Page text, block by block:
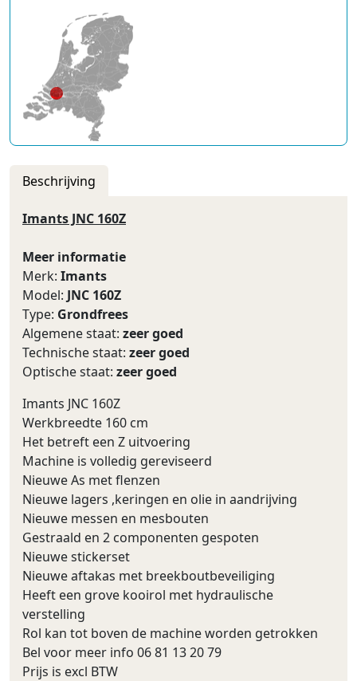
Beschrijving
Imants JNC 160Z
Meer informatie
Merk: Imants
Model: JNC 160Z
Type: Grondfrees
Algemene staat: zeer goed
Technische staat: zeer goed
Optische staat: zeer goed
Imants JNC 160Z
Werkbreedte 160 cm
Het betreft een Z uitvoering
Machine is volledig gereviseerd
Nieuwe As met flenzen
Nieuwe lagers ,keringen en olie in aandrijving
Nieuwe messen en mesbouten
Gestraald en 2 componenten gespoten
Nieuwe stickerset
Nieuwe aftakas met breekboutbeveiliging
Heeft een grove kooirol met hydraulische
verstelling
Rol kan tot boven de machine worden getrokken
Bel voor meer info 06 81 13 20 79
Prijs is excl BTW